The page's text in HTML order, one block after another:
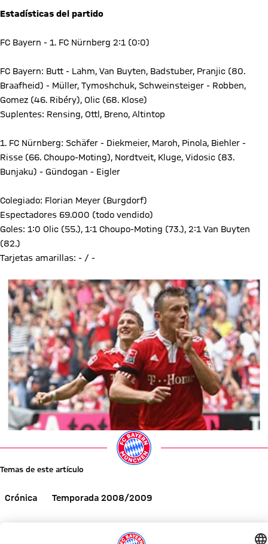
Estadísticas del partido
FC Bayern - 1. FC Nürnberg 2:1 (0:0)
FC Bayern: Butt - Lahm, Van Buyten, Badstuber, Pranjic (80.
Braafheid) - Müller, Tymoshchuk, Schweinsteiger - Robben,
Gomez (46. Ribéry), Olic (68. Klose)
Suplentes: Rensing, Ottl, Breno, Altintop
1. FC Nürnberg: Schäfer - Diekmeier, Maroh, Pinola, Biehler -
Risse (66. Choupo-Moting), Nordtveit, Kluge, Vidosic (83.
Bunjaku) - Gündogan - Eigler
Colegiado: Florian Meyer (Burgdorf)
Espectadores 69.000 (todo vendido)
Goles: 1:0 Olic (55.), 1:1 Choupo-Moting (73.), 2:1 Van Buyten
(82.)
Tarjetas amarillas: - / -
Temas de este artículo
Crónica Temporada 2008/2009